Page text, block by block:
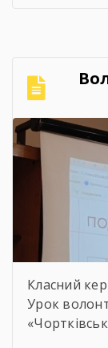
аналізом
виклики й
сфери
Класний
Урок